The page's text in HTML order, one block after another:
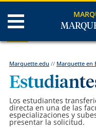
Marquette.edu // Marquette en
Los estudiantes
directa en una de las
especializaciones y
presentar la solicitud.